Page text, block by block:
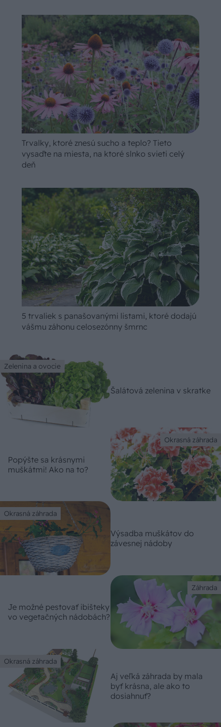
Trvalky, ktoré znesú sucho a teplo? Tieto
vysaďte na miesta, na ktoré slnko svieti celý
deň
5 trvaliek s panašovanými listami, ktoré dodajú
vášmu záhonu celosezónny šmrnc
Zelenina a ovocie
Šalátová zelenina v skratke
Okrasná záhrada
Popýšte sa krásnymi
muškátmi! Ako na to?
Okrasná záhrada
Výsadba muškátov do
závesnej nádoby
Záhrada
Je možné pestovať ibišteky
vo vegetačných nádobách?
Okrasná záhrada
Aj veľká záhrada by mala
byť krásna, ale ako to
dosiahnuť?